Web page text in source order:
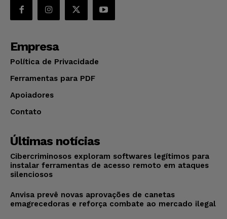
Empresa
Política de Privacidade
Ferramentas para PDF
Apoiadores
Contato
Últimas notícias
Cibercriminosos exploram softwares legítimos para
instalar ferramentas de acesso remoto em ataques
silenciosos
Anvisa prevê novas aprovações de canetas
emagrecedoras e reforça combate ao mercado ilegal